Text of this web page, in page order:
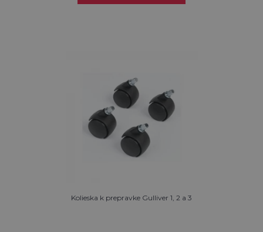
Kolieska k prepravke Gulliver 1, 2 a 3